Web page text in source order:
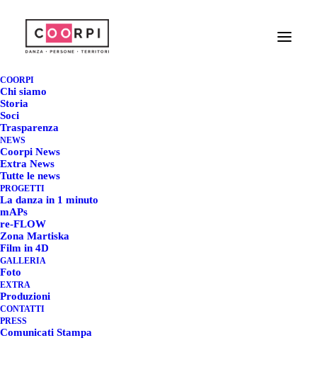
COORPI
Chi siamo
Storia
Soci
Trasparenza
NEWS
Coorpi News
Extra News
Tutte le news
PROGETTI
La danza in 1 minuto
mAPs
re-FLOW
Zona Martiska
Film in 4D
GALLERIA
Foto
EXTRA
Produzioni
CONTATTI
PRESS
Comunicati Stampa
SWANS NEVER DIE @
7 OTTOBRE 2025
DANZA&VIDEO XR -
MILANO